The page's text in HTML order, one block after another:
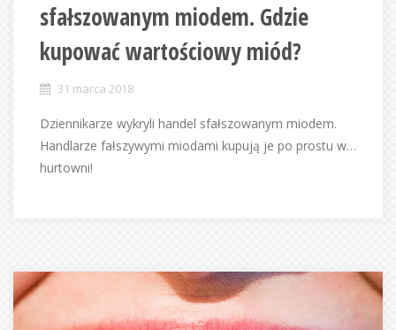
sfałszowanym miodem. Gdzie
kupować wartościowy miód?
31 marca 2018
Dziennikarze wykryli handel sfałszowanym miodem.
Handlarze fałszywymi miodami kupują je po prostu w…
hurtowni!